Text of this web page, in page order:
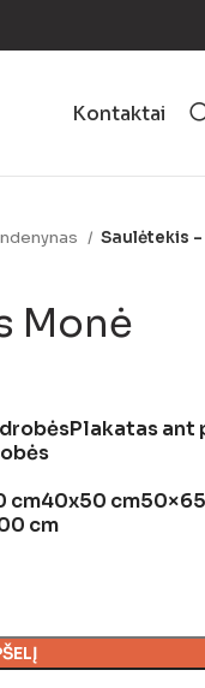
Kontaktai
Saulėtekis
Monė
Plakatas ant
cm40x50 cm
cm